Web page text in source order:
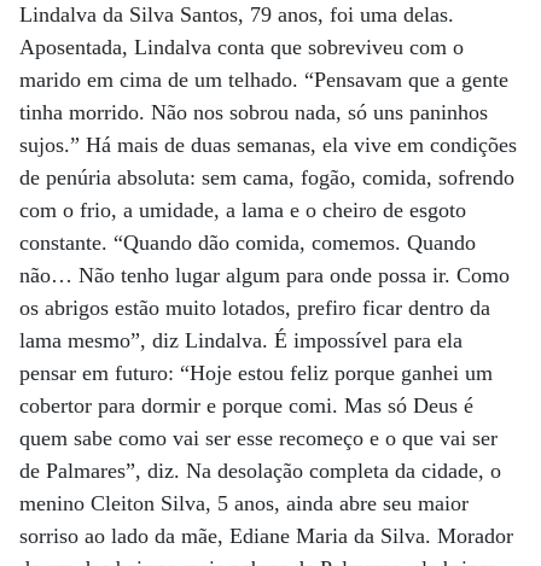
Lindalva da Silva Santos, 79 anos, foi uma delas.
Aposentada, Lindalva conta que sobreviveu com o
marido em cima de um telhado. “Pensavam que a gente
tinha morrido. Não nos sobrou nada, só uns paninhos
sujos.” Há mais de duas semanas, ela vive em condições
de penúria absoluta: sem cama, fogão, comida, sofrendo
com o frio, a umidade, a lama e o cheiro de esgoto
constante. “Quando dão comida, comemos. Quando
não… Não tenho lugar algum para onde possa ir. Como
os abrigos estão muito lotados, prefiro ficar dentro da
lama mesmo”, diz Lindalva. É impossível para ela
pensar em futuro: “Hoje estou feliz porque ganhei um
cobertor para dormir e porque comi. Mas só Deus é
quem sabe como vai ser esse recomeço e o que vai ser
de Palmares”, diz. Na desolação completa da cidade, o
menino Cleiton Silva, 5 anos, ainda abre seu maior
sorriso ao lado da mãe, Ediane Maria da Silva. Morador